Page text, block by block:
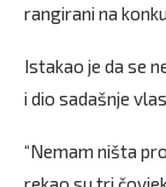
rangirani na
Istakao je da se
i dio sadašnje
“Nemam ništa